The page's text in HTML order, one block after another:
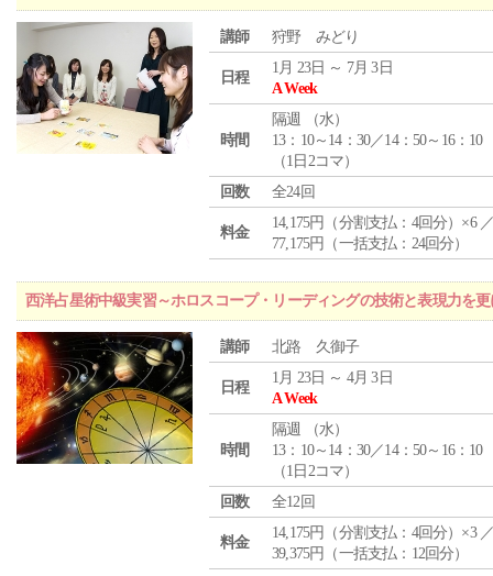
講師 狩野 みどり
日程
1月 23日 ～ 7月 3日
A Week
時間
隔週 （水）
13：10～14：30／14：50～16：10
（1日2コマ）
回数
全24回
料金
14,175円（分割支払：4回分）×6
77,175円（一括支払：24回分）
西洋占星術中級実習～ホロスコープ・リーディングの技術と表現力を
講師 北路 久御子
日程
1月 23日 ～ 4月 3日
A Week
時間
隔週 （水）
13：10～14：30／14：50～16：10
（1日2コマ）
回数
全12回
料金
14,175円（分割支払：4回分）×3
39,375円（一括支払：12回分）